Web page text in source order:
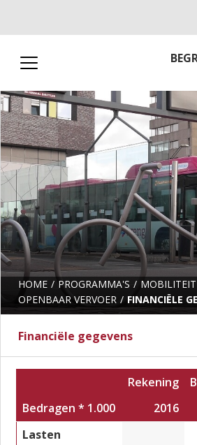
HOME PROGRAMMA'S MOBILITEIT
OPENBAAR VERVOER
FINANCIËLE
Financiële gegevens
Rekening
Bedragen * 1.000
2016
Lasten